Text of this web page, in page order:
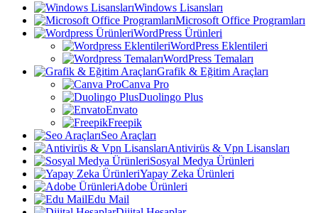
Windows Lisansları
Microsoft Office Programları
WordPress Ürünleri
WordPress Eklentileri
WordPress Temaları
Grafik & Eğitim Araçları
Canva Pro
Duolingo Plus
Envato
Freepik
Seo Araçları
Antivirüs & Vpn Lisansları
Sosyal Medya Ürünleri
Yapay Zeka Ürünleri
Adobe Ürünleri
Edu Mail